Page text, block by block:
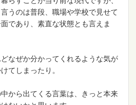
うのは普段、職場や学校で見せて
であり、素直な状態とも言えま
なぜか分かってくれるような気が
てしまったり。
から出てくる言葉は、きっと本来